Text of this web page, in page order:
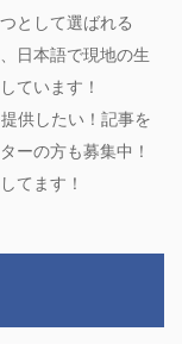
として選ばれる
日本語で現地の生
ています！
供したい！記事を
ーの方も募集中！
てます！